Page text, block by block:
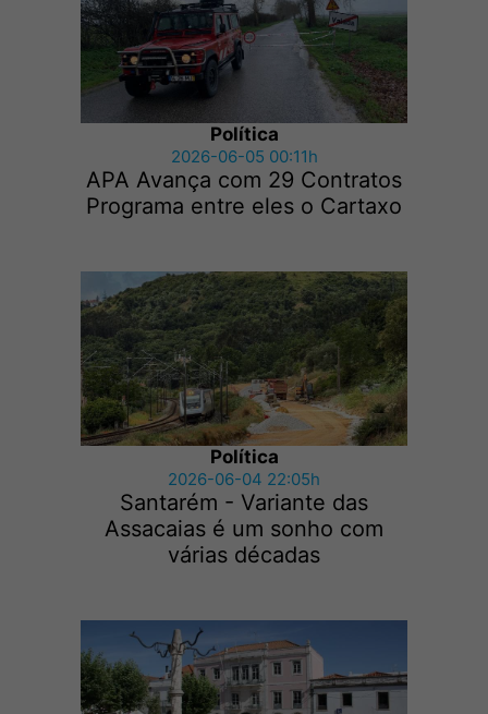
Política
2026-06-05 00:11h
APA Avança com 29 Contratos
Programa entre eles o Cartaxo
Política
2026-06-04 22:05h
Santarém - Variante das
Assacaias é um sonho com
várias décadas